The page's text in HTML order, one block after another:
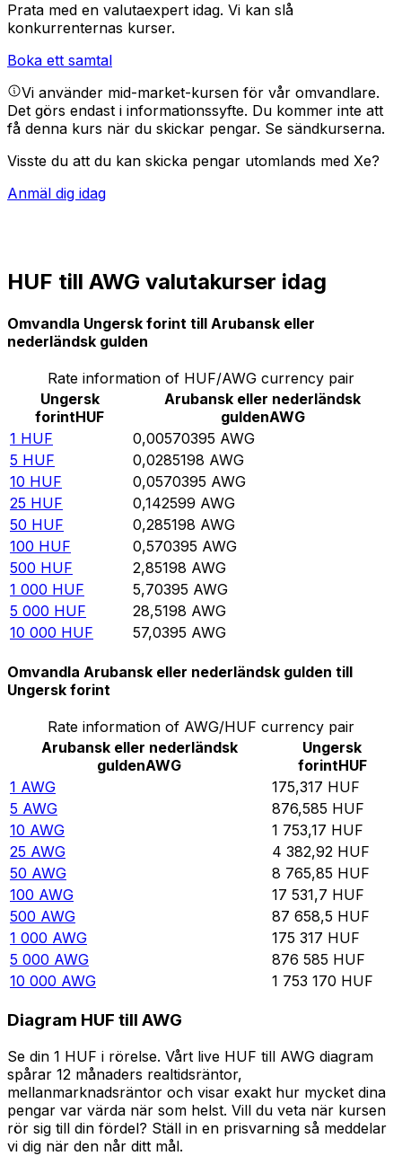
Prata med en valutaexpert idag. Vi kan slå
konkurrenternas kurser.
Boka ett samtal
Vi använder mid-market-kursen för vår omvandlare.
Det görs endast i informationssyfte. Du kommer inte att
få denna kurs när du skickar pengar. Se sändkurserna.
Visste du att du kan skicka pengar utomlands med Xe?
Anmäl dig idag
HUF till AWG valutakurser idag
Omvandla Ungersk forint till Arubansk eller
nederländsk gulden
Rate information of HUF/AWG currency pair
Ungersk
forintHUF
Arubansk eller nederländsk
guldenAWG
1 HUF 0,00570395 AWG
5 HUF 0,0285198 AWG
10 HUF 0,0570395 AWG
25 HUF 0,142599 AWG
50 HUF 0,285198 AWG
100 HUF 0,570395 AWG
500 HUF 2,85198 AWG
1 000 HUF 5,70395 AWG
5 000 HUF 28,5198 AWG
10 000 HUF 57,0395 AWG
Omvandla Arubansk eller nederländsk gulden till
Ungersk forint
Rate information of AWG/HUF currency pair
Arubansk eller nederländsk
guldenAWG
Ungersk
forintHUF
1 AWG 175,317 HUF
5 AWG 876,585 HUF
10 AWG 1 753,17 HUF
25 AWG 4 382,92 HUF
50 AWG 8 765,85 HUF
100 AWG 17 531,7 HUF
500 AWG 87 658,5 HUF
1 000 AWG 175 317 HUF
5 000 AWG 876 585 HUF
10 000 AWG 1 753 170 HUF
Diagram HUF till AWG
Se din 1 HUF i rörelse. Vårt live HUF till AWG diagram
spårar 12 månaders realtidsräntor,
mellanmarknadsräntor och visar exakt hur mycket dina
pengar var värda när som helst. Vill du veta när kursen
rör sig till din fördel? Ställ in en prisvarning så meddelar
vi dig när den når ditt mål.